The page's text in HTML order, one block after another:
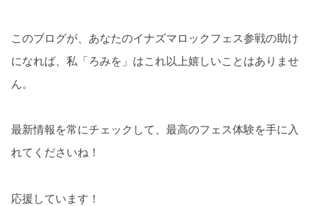
このブログが、あなたのイナズマロックフェス参戦の助け
になれば、私「ろみを」はこれ以上嬉しいことはありませ
ん。
最新情報を常にチェックして、最高のフェス体験を手に入
れてくださいね！
応援しています！